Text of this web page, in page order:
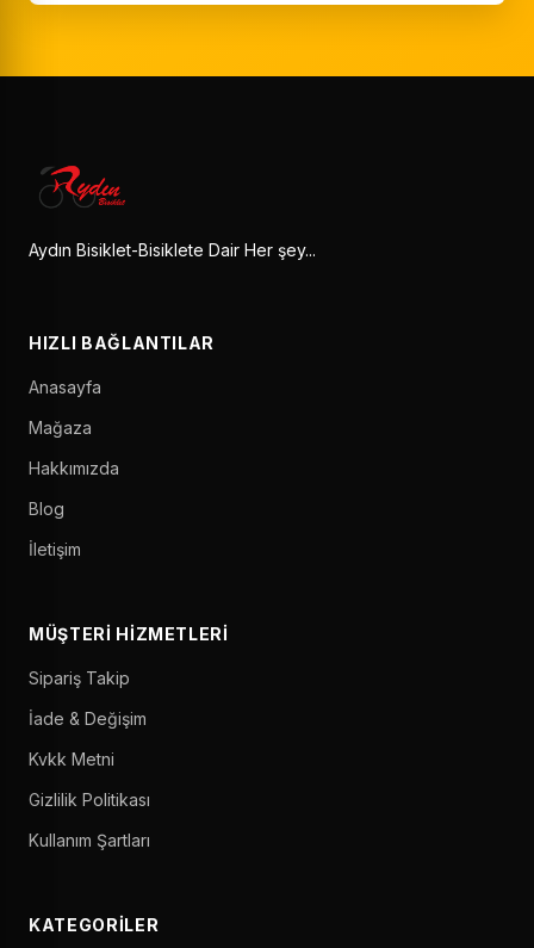
Aydın Bisiklet-Bisiklete Dair Her şey...
HIZLI BAĞLANTILAR
Anasayfa
Mağaza
Hakkımızda
Blog
İletişim
MÜŞTERI HIZMETLERI
Sipariş Takip
İade & Değişim
Kvkk Metni
Gizlilik Politikası
Kullanım Şartları
KATEGORILER